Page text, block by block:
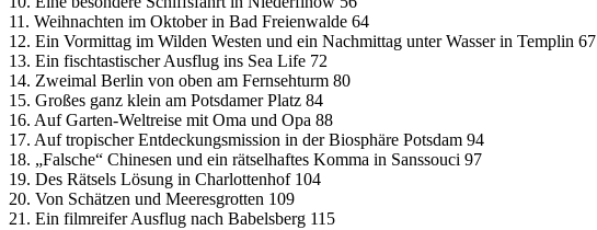
11. Weihnachten im Oktober in Bad Freienwalde 64
12. Ein Vormittag im Wilden Westen und ein Nachmittag unter Wasser in Templin 67
13. Ein fischtastischer Ausflug ins Sea Life 72
14. Zweimal Berlin von oben am Fernsehturm 80
15. Großes ganz klein am Potsdamer Platz 84
16. Auf Garten-Weltreise mit Oma und Opa 88
17. Auf tropischer Entdeckungsmission in der Biosphäre Potsdam 94
18. „Falsche“ Chinesen und ein rätselhaftes Komma in Sanssouci 97
19. Des Rätsels Lösung in Charlottenhof 104
20. Von Schätzen und Meeresgrotten 109
21. Ein filmreifer Ausflug nach Babelsberg 115